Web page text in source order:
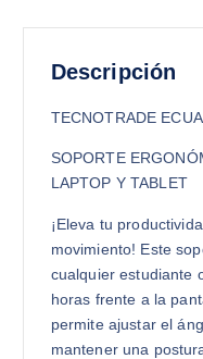
Descripción
TECNOTRADE
SOPORTE
LAPTOP Y TABLET
¡Eleva tu
movimiento! Este
cualquier estudiante
horas frente a la
permite ajustar el
mantener una